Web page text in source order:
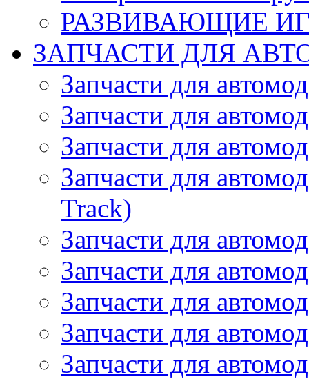
РАЗВИВАЮЩИЕ
ЗАПЧАСТИ ДЛЯ
Запчасти для
Запчасти для
Запчасти для
Запчасти для
Track)
Запчасти для
Запчасти для
Запчасти для
Запчасти для
Запчасти для